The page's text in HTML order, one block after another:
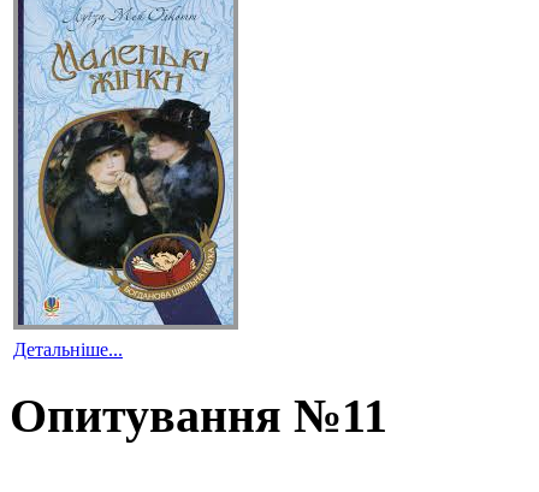
Детальніше...
Опитування №11